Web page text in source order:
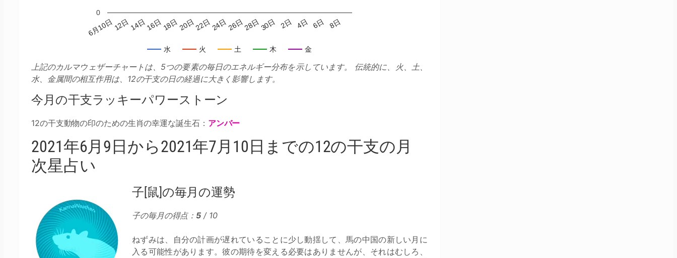
水 火 土 木 金
6月10日12日14日16日18日20日22日24日26日28日30日 2日 4日 6日 8日
0
上記のカルマウェザーチャートは、5つの要素の毎日のエネルギー分布を示しています。 伝統的に、火、土、
水、金属間の相互作用は、12の干支の日の経過に大きく影響します。
今月の干支ラッキーパワーストーン
12の干支動物の印のための生肖の幸運な誕生石： アンバー
2021年6月9日から2021年7月10日までの12の干支の月
次星占い
子[鼠]の毎月の運勢
子の毎月の得点：5 / 10
ねずみは、自分の計画が遅れていることに少し動揺して、馬の中国の新しい月に
入る可能性があります。彼の期待を変える必要はありませんが、それはむしろ、